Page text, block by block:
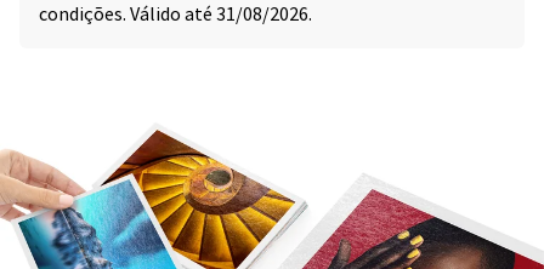
condições. Válido até 31/08/2026.